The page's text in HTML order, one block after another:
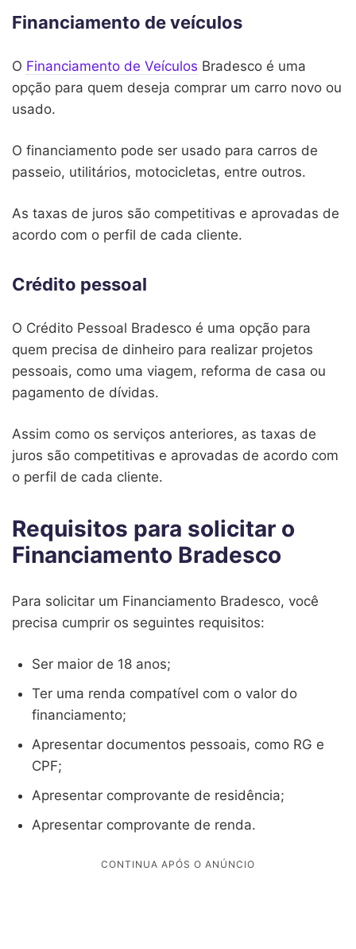
Financiamento de veículos
O Financiamento de Veículos Bradesco é uma
opção para quem deseja comprar um carro novo ou
usado.
O financiamento pode ser usado para carros de
passeio, utilitários, motocicletas, entre outros.
As taxas de juros são competitivas e aprovadas de
acordo com o perfil de cada cliente.
Crédito pessoal
O Crédito Pessoal Bradesco é uma opção para
quem precisa de dinheiro para realizar projetos
pessoais, como uma viagem, reforma de casa ou
pagamento de dívidas.
Assim como os serviços anteriores, as taxas de
juros são competitivas e aprovadas de acordo com
o perfil de cada cliente.
Requisitos para solicitar o
Financiamento Bradesco
Para solicitar um Financiamento Bradesco, você
precisa cumprir os seguintes requisitos:
Ser maior de 18 anos;
Ter uma renda compatível com o valor do
financiamento;
Apresentar documentos pessoais, como RG e
CPF;
Apresentar comprovante de residência;
Apresentar comprovante de renda.